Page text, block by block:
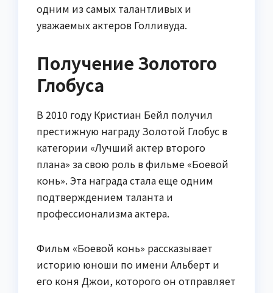
одним из самых талантливых и
уважаемых актеров Голливуда.
Получение Золотого
Глобуса
В 2010 году Кристиан Бейл получил
престижную награду Золотой Глобус в
категории «Лучший актер второго
плана» за свою роль в фильме «Боевой
конь». Эта награда стала еще одним
подтверждением таланта и
профессионализма актера.
Фильм «Боевой конь» рассказывает
историю юноши по имени Альберт и
его коня Джои, которого он отправляет